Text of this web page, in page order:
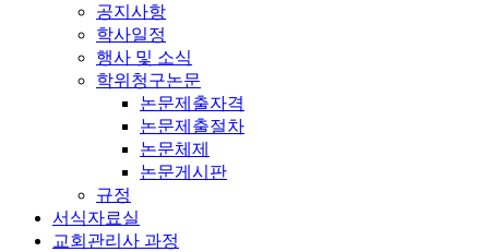
공지사항
학사일정
행사 및 소식
학위청구논문
논문제출자격
논문제출절차
논문체제
논문게시판
규정
서식자료실
교회관리사 과정